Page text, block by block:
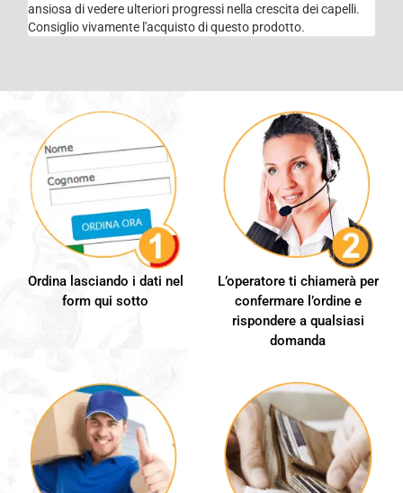
ansiosa di vedere ulteriori progressi nella crescita dei capelli.
Consiglio vivamente l'acquisto di questo prodotto.
Ordina lasciando i dati nel
form qui sotto
L’operatore ti chiamerà per
confermare l’ordine e
rispondere a qualsiasi
domanda